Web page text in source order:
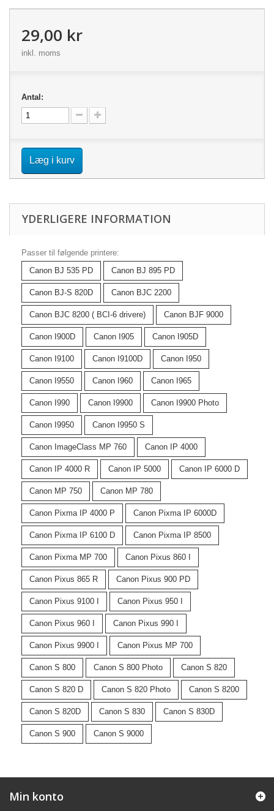
29,00 kr
inkl. moms
Antal:
Læg i kurv
YDERLIGERE INFORMATION
Passer til følgende printere:
Canon BJ 535 PD
Canon BJ 895 PD
Canon BJ-S 820D Canon BJC 2200
Canon BJC 8200 ( BCI-6 drivere) Canon BJF 9000
Canon I900D Canon I905 Canon I905D
Canon I9100 Canon I9100D Canon I950
Canon I9550 Canon I960 Canon I965
Canon I990 Canon I9900 Canon I9900 Photo
Canon I9950 Canon I9950 S
Canon ImageClass MP 760 Canon IP 4000
Canon IP 4000 R Canon IP 5000 Canon IP 6000 D
Canon MP 750 Canon MP 780
Canon Pixma IP 4000 P Canon Pixma IP 6000D
Canon Pixma IP 6100 D Canon Pixma IP 8500
Canon Pixma MP 700 Canon Pixus 860 I
Canon Pixus 865 R Canon Pixus 900 PD
Canon Pixus 9100 I Canon Pixus 950 I
Canon Pixus 960 I Canon Pixus 990 I
Canon Pixus 9900 I Canon Pixus MP 700
Canon S 800 Canon S 800 Photo Canon S 820
Canon S 820 D Canon S 820 Photo Canon S 8200
Canon S 820D Canon S 830 Canon S 830D
Canon S 900 Canon S 9000
Min konto